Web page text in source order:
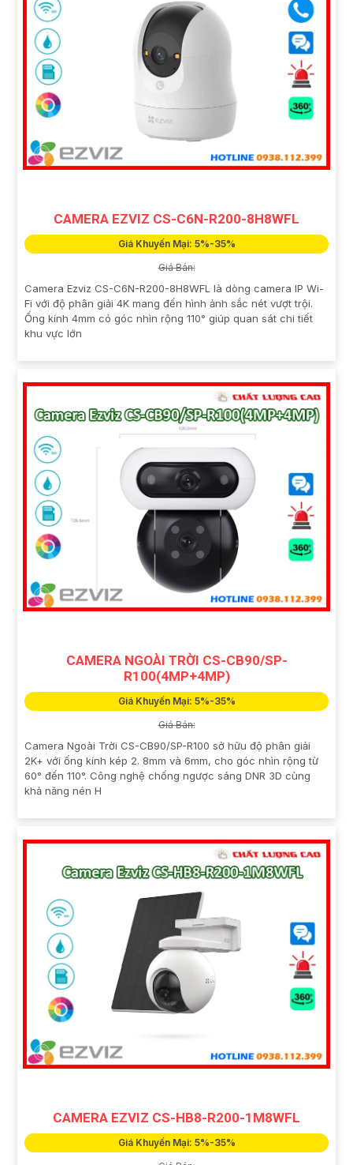
CAMERA EZVIZ CS-C6N-R200-8H8WFL
Giá Khuyến Mại: 5%-35%
Giá Bán:
Camera Ezviz CS-C6N-R200-8H8WFL là dòng camera IP Wi-
Fi với độ phân giải 4K mang đến hình ảnh sắc nét vượt trội.
Ống kính 4mm có góc nhìn rộng 110° giúp quan sát chi tiết
khu vực lớn
CAMERA NGOÀI TRỜI CS-CB90/SP-
R100(4MP+4MP)
Giá Khuyến Mại: 5%-35%
Giá Bán:
Camera Ngoài Trời CS-CB90/SP-R100 sở hữu độ phân giải
2K+ với ống kính kép 2. 8mm và 6mm, cho góc nhìn rộng từ
60° đến 110°. Công nghệ chống ngược sáng DNR 3D cùng
khả năng nén H
CAMERA EZVIZ CS-HB8-R200-1M8WFL
Giá Khuyến Mại: 5%-35%